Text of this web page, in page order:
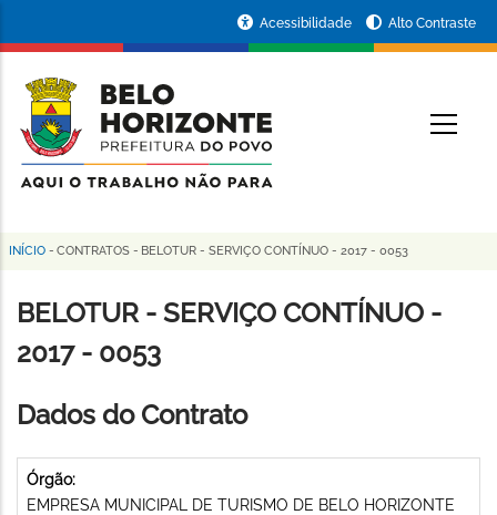
conteúdo
principal
da
Prefeitura
de
Horizonte
Acessibilidade Alto Contraste
Trilha
de
navegação
INÍCIO - CONTRATOS - BELOTUR - SERVIÇO CONTÍNUO - 2017 - 0053
BELOTUR - SERVIÇO CONTÍNUO -
2017 - 0053
Dados do Contrato
Órgão:
EMPRESA MUNICIPAL DE TURISMO DE BELO HORIZONTE